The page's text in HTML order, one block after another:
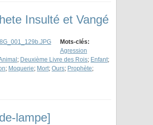
Insulté et Vangé
Mots-clés:
Agression
; Deuxième Livre des Rois; Enfant;
; Moquerie; Mort; Ours; Prophète;
lampe]